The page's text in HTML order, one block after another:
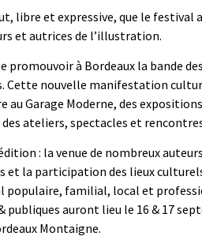
libre et expressive, que le
et autrices de l’illustration.
promouvoir à Bordeaux la bande
Cette nouvelle manifestation
au Garage Moderne, des
ateliers, spectacles et
: la venue de nombreux
et la participation des lieux
familial, local et
auront lieu le 16 & 17
Montaigne.